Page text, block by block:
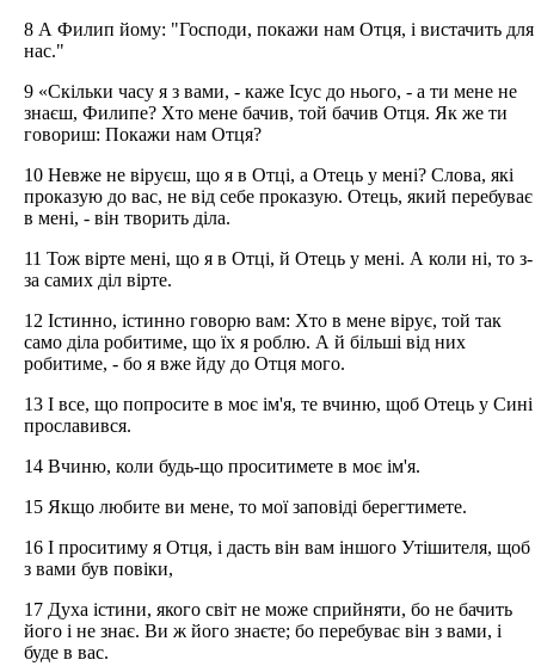
8 А Филип йому: "Господи, покажи нам Отця, і вистачить для
нас."
9 «Скільки часу я з вами, - каже Ісус до нього, - а ти мене не
знаєш, Филипе? Хто мене бачив, той бачив Отця. Як же ти
говориш: Покажи нам Отця?
10 Невже не віруєш, що я в Отці, а Отець у мені? Слова, які
проказую до вас, не від себе проказую. Отець, який перебуває
в мені, - він творить діла.
11 Тож вірте мені, що я в Отці, й Отець у мені. А коли ні, то з-
за самих діл вірте.
12 Істинно, істинно говорю вам: Хто в мене вірує, той так
само діла робитиме, що їх я роблю. А й більші від них
робитиме, - бо я вже йду до Отця мого.
13 І все, що попросите в моє ім'я, те вчиню, щоб Отець у Сині
прославився.
14 Вчиню, коли будь-що проситимете в моє ім'я.
15 Якщо любите ви мене, то мої заповіді берегтимете.
16 І проситиму я Отця, і дасть він вам іншого Утішителя, щоб
з вами був повіки,
17 Духа істини, якого світ не може сприйняти, бо не бачить
його і не знає. Ви ж його знаєте; бо перебуває він з вами, і
буде в вас.